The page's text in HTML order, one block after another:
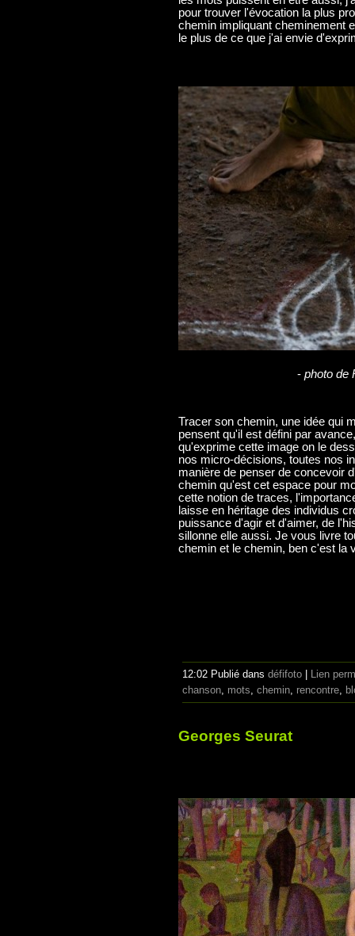
pour trouver l'évocation la plus
chemin impliquant cheminement
le plus de ce que j'ai envie
- photo de
Tracer son chemin, une idée qui
pensent qu'il est défini par
qu'exprime cette image on le
nos micro-décisions, toutes nos
manière de penser de concevoir
chemin qu'est cet espace pour
cette notion de traces,
laisse en héritage des individus
puissance d'agir et d'aimer, de
sillonne elle aussi. Je vous livre
chemin et le chemin, ben c'est la
12:02 Publié dans défifoto
Lien
chanson mots chemin rencontre
Georges Seurat